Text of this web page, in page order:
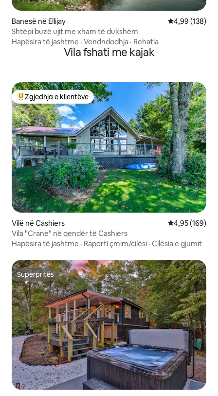
Banesë në Ellijay Vlerësimi
4,99 (138)
Shtëpi buzë ujit me xham të dukshëm
Hapësira të jashtme · Vendndodhja · Rehatia
Vila fshati me kajak
Më të mirat e zgjedhjeve të klientëve
Zgjedhja e klientëve
Vilë në Cashiers Vlerësimi
4,95 (169)
Vila "Crane" në qendër të Cashiers
Hapësira të jashtme · Raporti çmim/cilësi · Cilësia e gjumit
Superpritës
Superpritës